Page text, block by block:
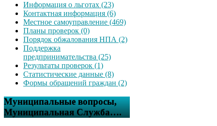
Информация о льготах (23)
Контактная информация (6)
Местное самоуправление (469)
Планы проверок (0)
Порядок обжалования НПА (2)
Поддержка
предпринимательства (25)
Результаты проверок (1)
Статистические данные (8)
Формы обращений граждан (2)
Муниципальные вопросы,
Муниципальная Служба….